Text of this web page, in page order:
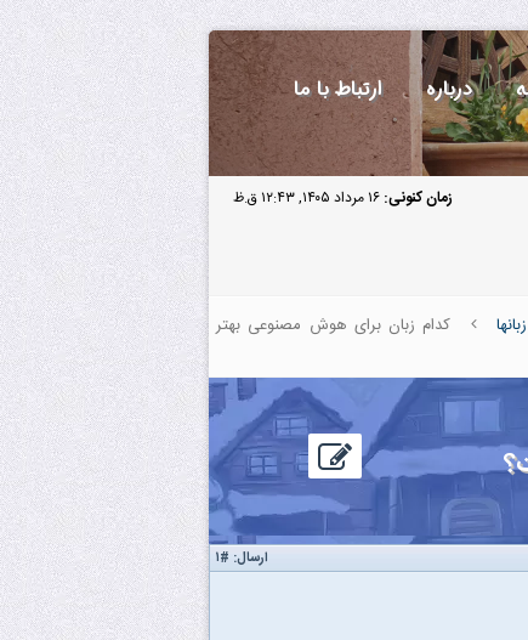
درباره ارتباط با ما
زمان کنونی: ۱۶ مرداد ۱۴۰۵, ۱۲:۴۳ ق.ظ
کدام زبان برای هوش مصنوعی بهتر
ارسال: #۱